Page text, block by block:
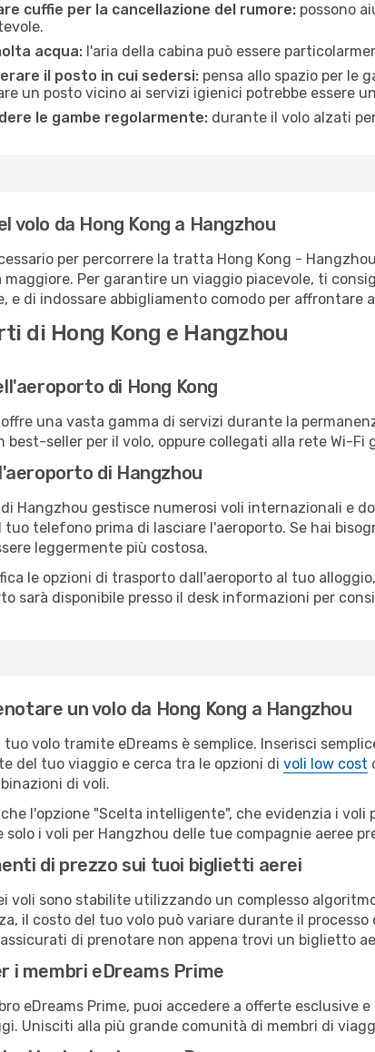
cuffie per la cancellazione del rumore: possono
acqua: l'aria della cabina può essere
il posto in cui sedersi: pensa allo spazio per le
un posto vicino ai servizi igienici potrebbe essere
le gambe regolarmente: durante il volo alzati
volo da Hong Kong a Hangzhou
per percorrere la tratta Hong Kong -
maggiore. Per garantire un viaggio piacevole, ti
e di indossare abbigliamento comodo per affrontare
di Hong Kong e Hangzhou
di Hong Kong
offre una vasta gamma di servizi durante la
best-seller per il volo, oppure collegati alla rete Wi-
di Hangzhou
Hangzhou gestisce numerosi voli internazionali e
telefono prima di lasciare l'aeroporto. Se hai
leggermente più costosa.
le opzioni di trasporto dall'aeroporto al tuo
sarà disponibile presso il desk informazioni per
un volo da Hong Kong a Hangzhou
tuo volo tramite eDreams è semplice. Inserisci
del tuo viaggio e cerca tra le opzioni di voli low cost
di voli.
l'opzione "Scelta intelligente", che evidenzia i
solo i voli per Hangzhou delle tue compagnie aeree
di prezzo sui tuoi biglietti aerei
voli sono stabilite utilizzando un complesso
il costo del tuo volo può variare durante il
di prenotare non appena trovi un biglietto
i membri eDreams Prime
eDreams Prime, puoi accedere a offerte
Unisciti alla più grande comunità di membri di